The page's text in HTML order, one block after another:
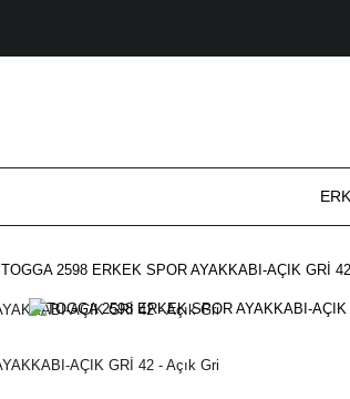
TOGGA 2598 ERKEK SPOR AYAKKABI-AÇIK GRİ